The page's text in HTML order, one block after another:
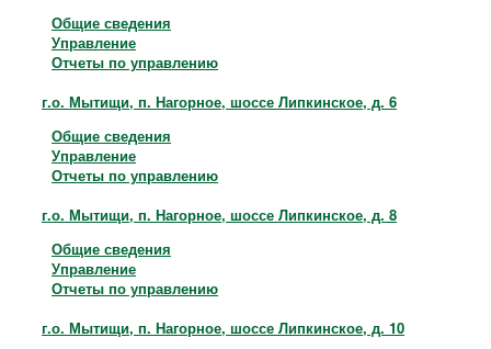
Общие сведения
Управление
Отчеты по управлению
г.о. Мытищи, п. Нагорное, шоссе Липкинское, д. 6
Общие сведения
Управление
Отчеты по управлению
г.о. Мытищи, п. Нагорное, шоссе Липкинское, д. 8
Общие сведения
Управление
Отчеты по управлению
г.о. Мытищи, п. Нагорное, шоссе Липкинское, д. 10